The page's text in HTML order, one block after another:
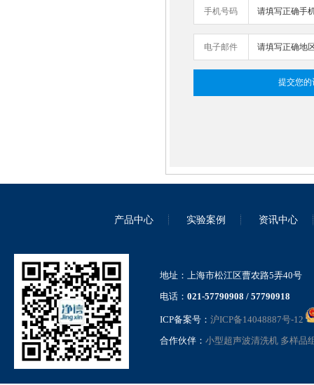
高压纳米均质机气动加压款
GSL-15QD
手机号码
电子邮件
产品中心 实验案例 资讯中心
地址：上海市松江区曹农路5弄40号
电话： 021-57790908 / 57790918
ICP备案号： 沪ICP备14048887号-12
合作伙伴： 小型超声波清洗机 多样品